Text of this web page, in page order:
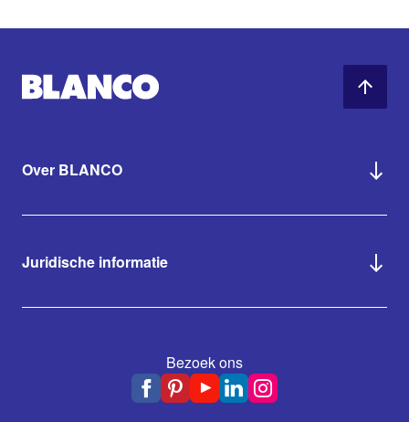
Over BLANCO
Juridische informatie
Bezoek ons